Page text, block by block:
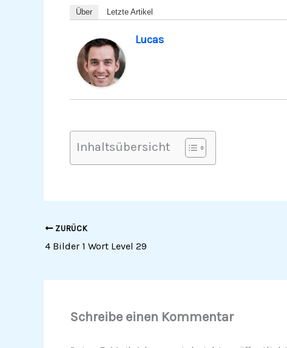
Über Letzte Artikel
Lucas
Inhaltsübersicht
ZURÜCK
4 Bilder 1 Wort Level 29
Schreibe einen Kommentar